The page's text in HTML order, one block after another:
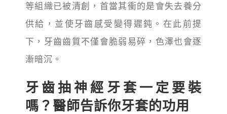
等組織已被清創，首當其衝的是會失去養分
供給，並使牙齒感受變得遲鈍。在此前提
下，牙齒齒質不僅會脆弱易碎，色澤也會逐
漸暗沉。
牙齒抽神經牙套一定要裝
嗎？醫師告訴你牙套的功用